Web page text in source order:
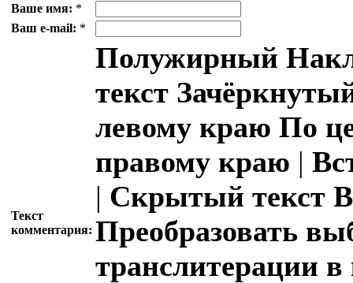
Ваше имя: *
Ваш e-mail: *
Текст
комментария:
Полужирный
текст
левому краю По
правому краю |
| Скрытый текст
Преобразовать
транслитерации